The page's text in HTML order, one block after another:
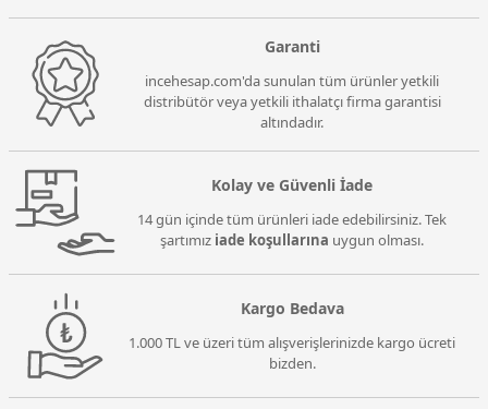
Garanti
incehesap.com'da sunulan tüm ürünler yetkili
distribütör veya yetkili ithalatçı firma garantisi
altındadır.
Kolay ve Güvenli İade
14 gün içinde tüm ürünleri iade edebilirsiniz. Tek
şartımız iade koşullarına uygun olması.
Kargo Bedava
1.000 TL ve üzeri tüm alışverişlerinizde kargo ücreti
bizden.